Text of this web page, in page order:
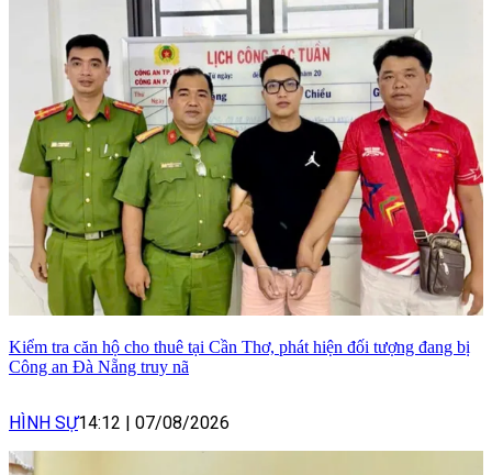
Kiểm tra căn hộ cho thuê tại Cần Thơ, phát hiện đối tượng đang bị
Công an Đà Nẵng truy nã
HÌNH SỰ14:12 07/08/2026